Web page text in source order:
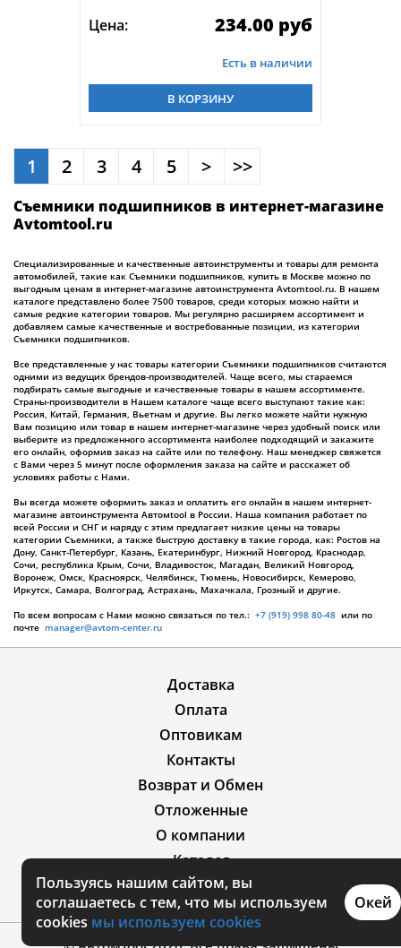
Цена:
234.00 руб
Есть в наличии
В КОРЗИНУ
1 2 3 4 5 > >>
Съемники подшипников в интернет-магазине
Avtomtool.ru
Специализированные и качественные автоинструменты и товары для ремонта
автомобилей, такие как Съемники подшипников, купить в Москве можно по
выгодным ценам в интернет-магазине автоинструмента Avtomtool.ru. В нашем
каталоге представлено более 7500 товаров, среди которых можно найти и
самые редкие категории товаров. Мы регулярно расширяем ассортимент и
добавляем самые качественные и востребованные позиции, из категории
Съемники подшипников.
Все представленные у нас товары категории Съемники подшипников считаются
одними из ведущих брендов-производителей. Чаще всего, мы стараемся
подбирать самые выгодные и качественные товары в нашем ассортименте.
Страны-производители в Нашем каталоге чаще всего выступают такие как:
Россия, Китай, Германия, Вьетнам и другие. Вы легко можете найти нужную
Вам позицию или товар в нашем интернет-магазине через удобный поиск или
выберите из предложенного ассортимента наиболее подходящий и закажите
его онлайн, оформив заказ на сайте или по телефону. Наш менеджер свяжется
с Вами через 5 минут после оформления заказа на сайте и расскажет об
условиях работы с Нами.
Вы всегда можете оформить заказ и оплатить его онлайн в нашем интернет-
магазине автоинструмента Автомtool в России. Наша компания работает по
всей России и СНГ и наряду с этим предлагает низкие цены на товары
категории Съемники, а также быструю доставку в такие города, как: Ростов на
Дону, Санкт-Петербург, Казань, Екатеринбург, Нижний Новгород, Краснодар,
Сочи, республика Крым, Сочи, Владивосток, Магадан, Великий Новгород,
Воронеж, Омск, Красноярск, Челябинск, Тюмень, Новосибирск, Кемерово,
Иркутск, Самара, Волгоград, Астрахань, Махачкала, Грозный и другие.
По всем вопросам с Нами можно связаться по тел.: +7 (919) 998 80-48 или по
почте manager@avtom-center.ru
Доставка
Оплата
Оптовикам
Контакты
Возврат и Обмен
Отложенные
О компании
Каталог
Акции
Пользуясь нашим сайтом, вы
соглашаетесь с тем, что мы используем
cookies мы используем cookies
Окей